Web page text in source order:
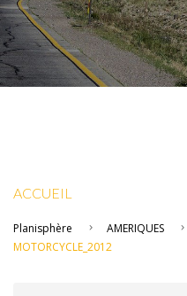
ACCUEIL
Planisphère AMERIQUES
MOTORCYCLE_2012